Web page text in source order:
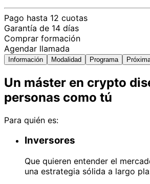
Pago hasta 12 cuotas
Garantía de 14 días
Comprar formación
Agendar llamada
Información Modalidad Programa
Un máster en crypto
personas como tú
Para quién es:
Inversores
Que quieren entender el
una estrategia sólida a largo